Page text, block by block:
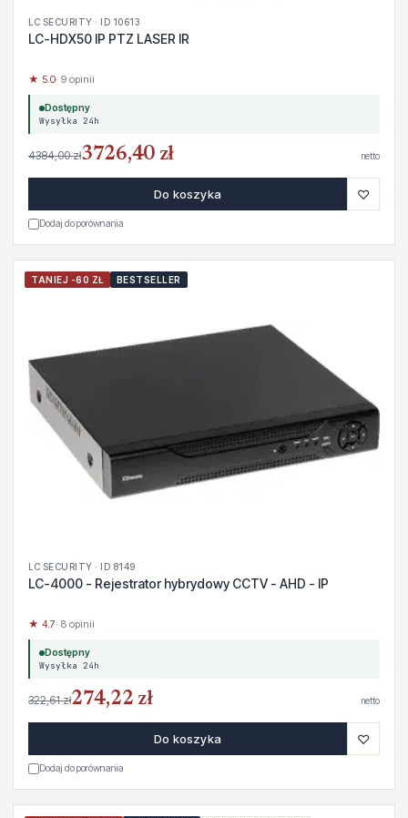
LC SECURITY · ID 10613
LC-HDX50 IP PTZ LASER IR
★ 5.0· 9 opinii
Dostępny
Wysyłka 24h
4384,00 zł3726,40 zł netto
Do koszyka ♡
Dodaj do porównania
TANIEJ -60 ZŁ BESTSELLER
LC SECURITY · ID 8149
LC-4000 - Rejestrator hybrydowy CCTV - AHD - IP
★ 4.7· 8 opinii
Dostępny
Wysyłka 24h
322,61 zł274,22 zł netto
Do koszyka ♡
Dodaj do porównania